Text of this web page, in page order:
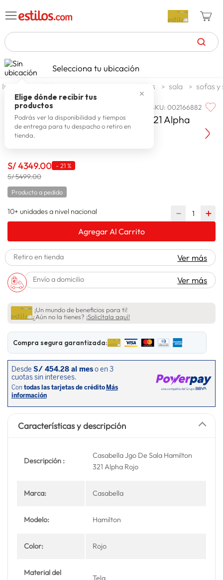
TÉRMINOS MÁS BUSCADOS
1. zapatillas mujer
2. celulares
3. zapatillas hombre
4. moda
6 . tv
8. laptop
Selecciona tu ubicación
✕
Elige dónde recibir tus
productos
Podrás ver la disponibilidad y tiempos
de entrega para tu despacho o retiro en
tienda.
muebles y organizacion muebles sala sofas y
FAMILIA SKU:002166882
Familia Juego De Sala Hamilton 321 Alpha
S/4349.00 - 21 %
S/ 5499.00
Producto a pedido
10+ unidades a nivel nacional ＋
－
Agregar Al Carrito
Retiro en tienda Ver más
Envío a domicilio Ver más
¡Un mundo de beneficios para ti!
¿Aún no la tienes? ¡Solicítala aquí!
Compra segura garantizada:
Características y descripción
Descripción :
Casabella Jgo De Sala Hamilton
321 Alpha Rojo
Marca: Casabella
Modelo: Hamilton
Color: Rojo
Material del
Tela